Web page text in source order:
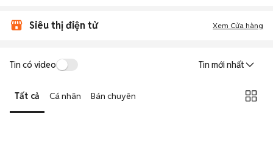
Siêu thị điện tử Xem Cửa hàng
Tin có video Tin mới nhất
Tất cả Cá nhân Bán chuyên